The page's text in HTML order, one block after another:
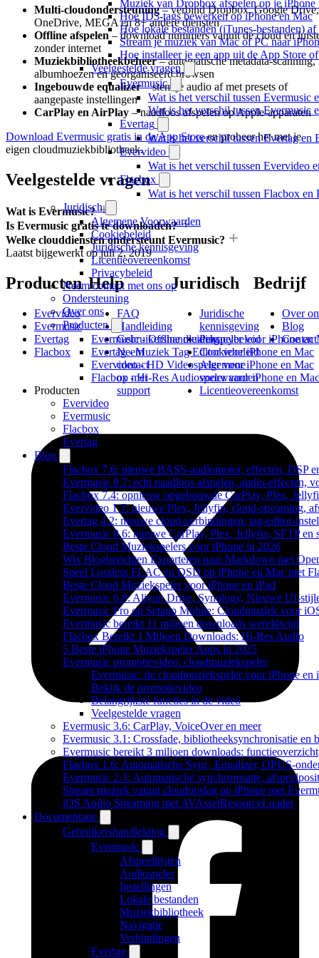
Muziek van Dropbox afspelen op je
Hoe ID3-tags bewerken op iPhone en Mac
Hoe lokale bestanden (iTunes-bestanden)
Stream je muziek van Mac of PC naar
Hoe installeer je een app uit de App Store
Veelgestelde vragen
Evermusic
Wat is het verschil tussen Evermusic
Wat is het verschil tussen Evermusic
Evertag
Wat is het verschil tussen Evertag en
Evervideo
Wat is het verschil tussen Evervideo
Flacbox
Wat is het verschil tussen Flacbox en
Juridisch
Algemene Voorwaarden
Cookiebeleid
Juridische kennisgeving
Licentieovereenkomst
Privacybeleid
Neem contact met ons op
Ondersteuning
Over ons
Producten
Evermusic - Offline muziekspeler voor iPhone en
Evertag - Muziek Tag Editor voor iPhone en Mac
Evervideo - HD Videospeler voor iPhone en Mac
Flacbox - Hi-Res Audiospeler voor iPhone en Mac
Producten
Evervideo
Evermusic
Flacbox
Evertag
Blog
Flacbox 7.6: nieuwe BASS-audiomotor, effecten, DSP
Evermusic 8.7: echt naadloos afspelen, audio-effecten,
Flacbox 7.4: opnieuw opgebouwde CarPlay, Plex,
Evervideo 1.7: nieuwe Plex, Jellyfin, cloud-streaming,
Evertag 4.2: nieuwe cloud-verbindingen, tag-editor-
Evermusic 8.6: nieuwe CarPlay, Plex, Jellyfin, SFTP en
Beste Cloud Muziekspelers voor iPhone in 2026
Wix Blogberichten Exporteren naar Markdown met
Speel Lossless FLAC en DSD op iPhone en Mac met
Beste Cloud Muziekspeler voor iPhone en iPad
Evermusic 6.8: Aliyun Drive, Synology, Nieuwe UI-
Evermusic Pro op Setapp Mobile: Cloudmuziek voor
Evermusic bereikt 11 miljoen downloads wereldwijd
Flacbox Bereikt 1 Miljoen Downloads: Hi-Res Audio
5 Beste iPhone Muziekspeler Apps in 2025
Evermusic promotievideo: cloudmuziekspeler
Evermusic: de cloudmuziekspeler voor iPhone en
Bekijk de promotievideo
Belangrijkste functies in de video
Veelgestelde vragen
Evermusic 3.6: CarPlay, VoiceOver en meer
Evermusic 3.1: Crossfade, bibliotheeksynchronisatie en
Evermusic bereikt 3 miljoen downloads: functieoverzicht
Flacbox 1.6: Automatische Sync, Equalizer, OPUS-
Evermusic 2.3: Automatische synchronisatie,
Stream muziek vanuit cloudopslag op iPhone met
iOS Audio Streaming met AVAssetResourceLoader
Documentatie
Gebruikershandleiding
Evermusic
Afspeellijsten
Audiospeler
Instellingen
Lokale bestanden
Muziekbibliotheek
Navigatie
Verbindingen
Evertag
Multi-cloudondersteuning– verbind Dropbox, Google Drive,
OneDrive, MEGA en 8+ andere diensten
Offline afspelen– download nummers vanuit de cloud en
zonder internet
Muziekbibliotheekbeheer– automatische metadata-scanning,
albumhoezen en georganiseerd browsen
Ingebouwde equalizer– stem je audio af met presets of
aangepaste instellingen
CarPlay en AirPlay – naadloos afspelen op Apple-apparaten
Download Evermusic gratis in de App Storeen probeer het met je
eigen cloudmuziekbibliotheek.
Veelgestelde vragen
Wat is Evermusic?
Is Evermusic gratis te downloaden?
Welke clouddiensten ondersteunt Evermusic?
Laatst bijgewerkt opjuli 2, 2019
Producten
Evervideo
Evermusic
Evertag
Flacbox
Help
FAQ
Handleiding
Gebruikershandleiding
Neem
contact
op met
support
Juridisch
Juridische
kennisgeving
Privacybeleid
Cookiebeleid
Algemene
voorwaarden
Licentieovereenkomst
Bedrijf
Over
Blog
Contact